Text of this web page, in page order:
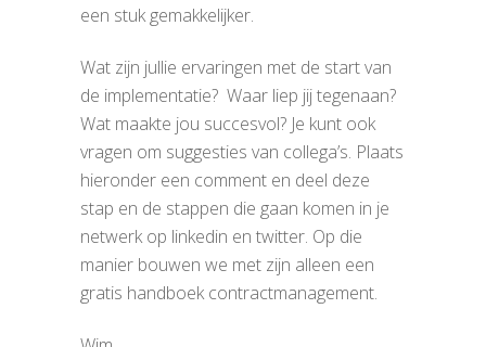
een stuk gemakkelijker.
Wat zijn jullie ervaringen met de start van
de implementatie? Waar liep jij tegenaan?
Wat maakte jou succesvol? Je kunt ook
vragen om suggesties van collega’s. Plaats
hieronder een comment en deel deze
stap en de stappen die gaan komen in je
netwerk op linkedin en twitter. Op die
manier bouwen we met zijn alleen een
gratis handboek contractmanagement.